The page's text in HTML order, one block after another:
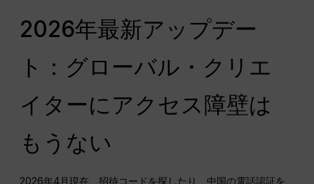
2026年最新アップデー
ト：グローバル・クリエ
イターにアクセス障壁は
もうない
2026年4月現在、招待コードを探したり、中国の電話認証を